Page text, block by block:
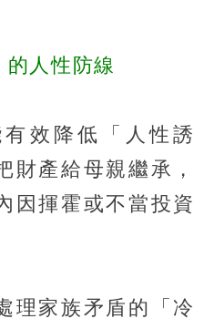
的人性防線
效降低「人性誘
財產給母親繼承，
因揮霍或不當投資
理家族矛盾的「冷